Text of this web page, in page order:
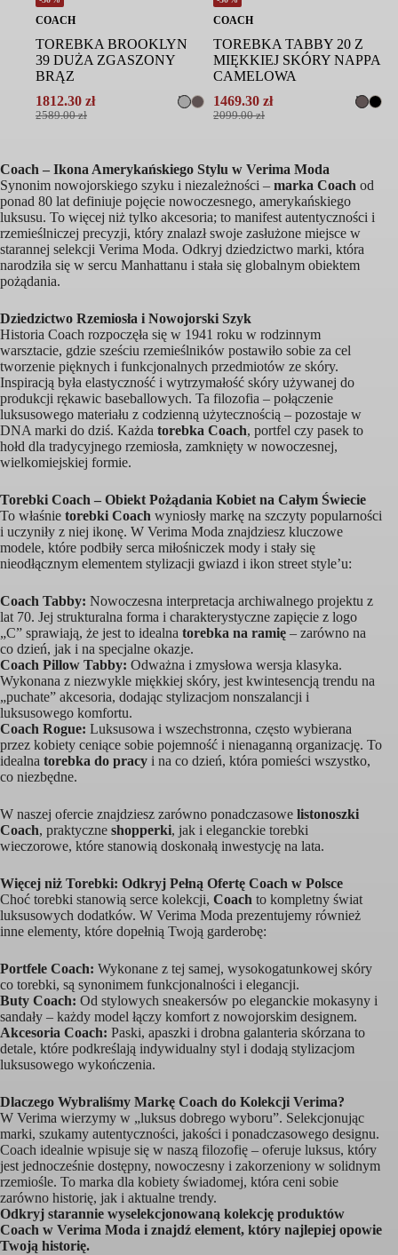
COACH
TOREBKA BROOKLYN
39 DUŻA ZGASZONY
BRĄZ
2589.00zł
Pierwotna
2589.00 zł.
1812.30 zł
Aktualna
1812.30 zł.
COACH
TOREBKA TABBY 20 Z
MIĘKKIEJ SKÓRY NAPPA
CAMELOWA
2099.00zł
Pierwotna
2099.00 zł.
1469.30zł
Aktualna
1469.30 zł.
Coach – Ikona Amerykańskiego Stylu w Verima Moda
Synonim nowojorskiego szyku i niezależności – marka Coach od
ponad 80 lat definiuje pojęcie nowoczesnego, amerykańskiego
luksusu. To więcej niż tylko akcesoria; to manifest autentyczności i
rzemieślniczej precyzji, który znalazł swoje zasłużone miejsce w
starannej selekcji Verima Moda. Odkryj dziedzictwo marki, która
narodziła się w sercu Manhattanu i stała się globalnym obiektem
pożądania.
Dziedzictwo Rzemiosła i Nowojorski Szyk
Historia Coach rozpoczęła się w 1941 roku w rodzinnym
warsztacie, gdzie sześciu rzemieślników postawiło sobie za cel
tworzenie pięknych i funkcjonalnych przedmiotów ze skóry.
Inspiracją była elastyczność i wytrzymałość skóry używanej do
produkcji rękawic baseballowych. Ta filozofia – połączenie
luksusowego materiału z codzienną użytecznością – pozostaje w
DNA marki do dziś. Każda torebka Coach, portfel czy pasek to
hołd dla tradycyjnego rzemiosła, zamknięty w nowoczesnej,
wielkomiejskiej formie.
Torebki Coach – Obiekt Pożądania Kobiet na Całym Świecie
To właśnie torebki Coach wyniosły markę na szczyty popularności
i uczyniły z niej ikonę. W Verima Moda znajdziesz kluczowe
modele, które podbiły serca miłośniczek mody i stały się
nieodłącznym elementem stylizacji gwiazd i ikon street style’u:
Coach Tabby: Nowoczesna interpretacja archiwalnego projektu z
lat 70. Jej strukturalna forma i charakterystyczne zapięcie z logo
„C” sprawiają, że jest to idealna torebka na ramię – zarówno na
co dzień, jak i na specjalne okazje.
Coach Pillow Tabby: Odważna i zmysłowa wersja klasyka.
Wykonana z niezwykle miękkiej skóry, jest kwintesencją trendu na
„puchate” akcesoria, dodając stylizacjom nonszalancji i
luksusowego komfortu.
Coach Rogue: Luksusowa i wszechstronna, często wybierana
przez kobiety ceniące sobie pojemność i nienaganną organizację. To
idealna torebka do pracy i na co dzień, która pomieści wszystko,
co niezbędne.
W naszej ofercie znajdziesz zarówno ponadczasowe listonoszki
Coach, praktyczne shopperki, jak i eleganckie torebki
wieczorowe, które stanowią doskonałą inwestycję na lata.
Więcej niż Torebki: Odkryj Pełną Ofertę Coach w Polsce
Choć torebki stanowią serce kolekcji, Coach to kompletny świat
luksusowych dodatków. W Verima Moda prezentujemy również
inne elementy, które dopełnią Twoją garderobę:
Portfele Coach: Wykonane z tej samej, wysokogatunkowej skóry
co torebki, są synonimem funkcjonalności i elegancji.
Buty Coach: Od stylowych sneakersów po eleganckie mokasyny i
sandały – każdy model łączy komfort z nowojorskim designem.
Akcesoria Coach: Paski, apaszki i drobna galanteria skórzana to
detale, które podkreślają indywidualny styl i dodają stylizacjom
luksusowego wykończenia.
Dlaczego Wybraliśmy Markę Coach do Kolekcji Verima?
W Verima wierzymy w „luksus dobrego wyboru”. Selekcjonując
marki, szukamy autentyczności, jakości i ponadczasowego designu.
Coach idealnie wpisuje się w naszą filozofię – oferuje luksus, który
jest jednocześnie dostępny, nowoczesny i zakorzeniony w solidnym
rzemiośle. To marka dla kobiety świadomej, która ceni sobie
zarówno historię, jak i aktualne trendy.
Odkryj starannie wyselekcjonowaną kolekcję produktów
Coach w Verima Moda i znajdź element, który najlepiej opowie
Twoją historię.